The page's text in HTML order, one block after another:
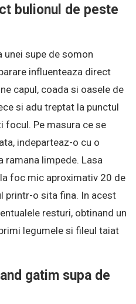
bulionul de peste
unei supe de somon
influenteaza direct
capul, coada si oasele de
si adu treptat la punctul
focul. Pe masura ce se
indeparteaz-o cu o
ramana limpede. Lasa
foc mic aproximativ 20 de
printr-o sita fina. In acest
resturi, obtinand un
legumele si fileul taiat
gatim supa de